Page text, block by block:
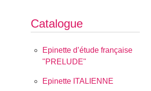
Catalogue
Epinette d’étude française
"PRELUDE"
Epinette ITALIENNE